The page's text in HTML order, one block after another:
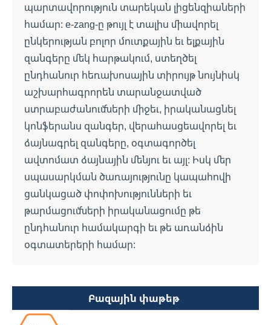
պարտավորություն տարեկան լիցենզիաների
համար: e-zang-ը թույլ է տալիս միավորել
ընկերության բոլոր մուտքային եւ ելքային
զանգերը մեկ հարթակում, ստեղծել
ընդհանուր հեռախոսային տիրույթ նույնիսկ
աշխարհագրորեն տարանջատված
ստրաբաժանումների միջեւ, իրականացնել
կոնֆերանս զանգեր, վերահասցեավորել եւ
ձայնագրել զանգերը, օգտագործել
ավտոմատ ձայնային մենյու եւ այլ: Իսկ մեր
սպասարկման ծառայությունը կապահովի
ցանկացած փոփոխությունների եւ
թարմացումների իրականացումը թե
ընդհանուր համակարգի եւ թե առանձին
օգտատերերի համար:
Բազային փաթեթ